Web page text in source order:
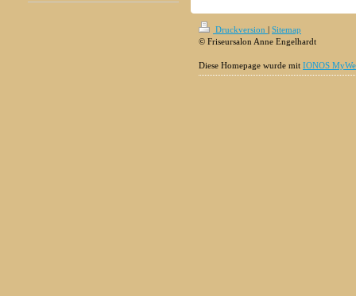
Druckversion | Sitemap
© Friseursalon Anne Engelhardt
Diese Homepage wurde mit IONOS